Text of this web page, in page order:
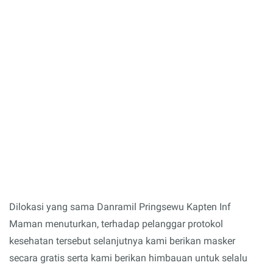
Dilokasi yang sama Danramil Pringsewu Kapten Inf
Maman menuturkan, terhadap pelanggar protokol
kesehatan tersebut selanjutnya kami berikan masker
secara gratis serta kami berikan himbauan untuk selalu